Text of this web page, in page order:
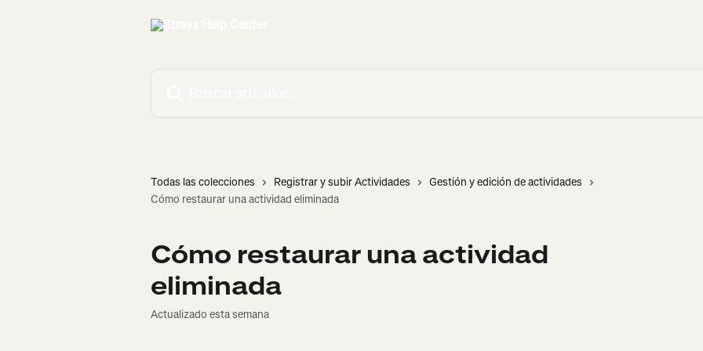
Todas las colecciones Registrar y subir Actividades
Gestión y edición de actividades
Cómo restaurar una actividad eliminada
Cómo restaurar una actividad
eliminada
Actualizado esta semana